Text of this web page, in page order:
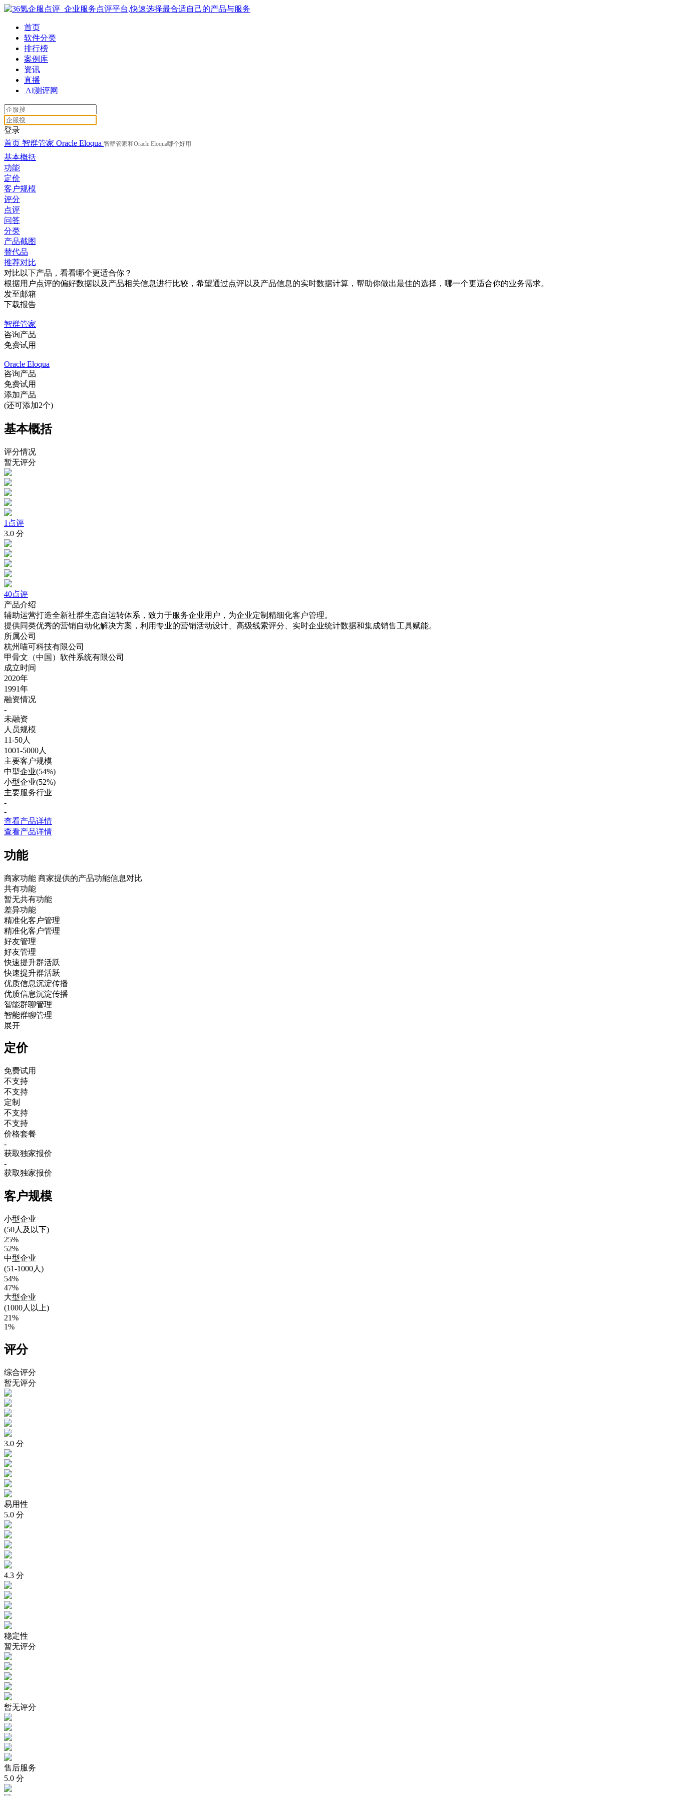
首页
软件分类
排行榜
案例库
资讯
直播
AI测评网
登录
首页 智群管家 Oracle Eloqua 智群管家和Oracle Eloqua哪个好用
基本概括
功能
定价
客户规模
评分
点评
问答
分类
产品截图
替代品
推荐对比
对比以下产品，看看哪个更适合你？
根据用户点评的偏好数据以及产品相关信息进行比较，希望通过点评以及产品信息的实时数据计算，帮助你做出最佳的选择，哪一个更适合你的业务需求。
发至邮箱
下载报告
智群管家
咨询产品
免费试用
Oracle Eloqua
咨询产品
免费试用
添加产品
(还可添加2个)
基本概括
评分情况
暂无评分
1点评
3.0 分
40点评
产品介绍
辅助运营打造全新社群生态自运转体系，致力于服务企业用户，为企业定制精细化客户管理。
提供同类优秀的营销自动化解决方案，利用专业的营销活动设计、高级线索评分、实时企业统计数据和集成销售工具赋能。
所属公司
杭州喵可科技有限公司
甲骨文（中国）软件系统有限公司
成立时间
2020年
1991年
融资情况
-
未融资
人员规模
11-50人
1001-5000人
主要客户规模
中型企业(54%)
小型企业(52%)
主要服务行业
-
-
查看产品详情
查看产品详情
功能
商家功能 商家提供的产品功能信息对比
共有功能
暂无共有功能
差异功能
精准化客户管理
精准化客户管理
好友管理
好友管理
快速提升群活跃
快速提升群活跃
优质信息沉淀传播
优质信息沉淀传播
智能群聊管理
智能群聊管理
展开
定价
免费试用
不支持
不支持
定制
不支持
不支持
价格套餐
-
获取独家报价
-
获取独家报价
客户规模
小型企业
(50人及以下)
25%
52%
中型企业
(51-1000人)
54%
47%
大型企业
(1000人以上)
21%
1%
评分
综合评分
暂无评分
3.0 分
易用性
5.0 分
4.3 分
稳定性
暂无评分
暂无评分
售后服务
5.0 分